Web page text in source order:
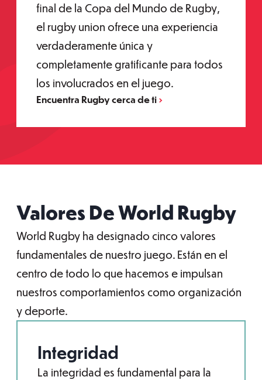
final de la Copa del Mundo de Rugby,
el rugby union ofrece una experiencia
verdaderamente única y
completamente gratificante para todos
los involucrados en el juego.
Encuentra Rugby cerca de ti
Valores De World Rugby
World Rugby ha designado cinco valores
fundamentales de nuestro juego. Están en el
centro de todo lo que hacemos e impulsan
nuestros comportamientos como organización
y deporte.
Integridad
La integridad es fundamental para la